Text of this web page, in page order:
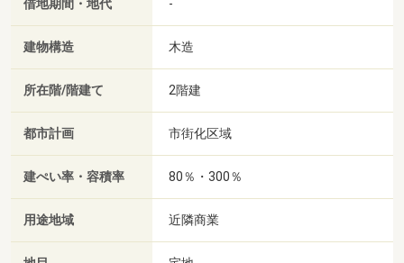
借地期間・地代 -
建物構造 木造
所在階/階建て 2階建
都市計画 市街化区域
建ぺい率・容積率 80％・300％
用途地域 近隣商業